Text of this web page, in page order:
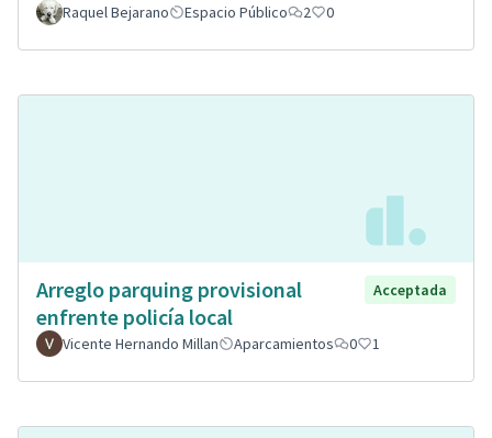
Raquel Bejarano Espacio Público 2 0
Arreglo parquing provisional
enfrente policía local
Acceptada
Vicente Hernando Millan Aparcamientos 0 1